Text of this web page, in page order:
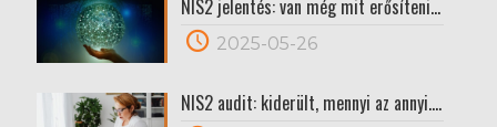
NIS2 jelentés: van még mit erősíteni…
2025-05-26
NIS2 audit: kiderült, mennyi az annyi….